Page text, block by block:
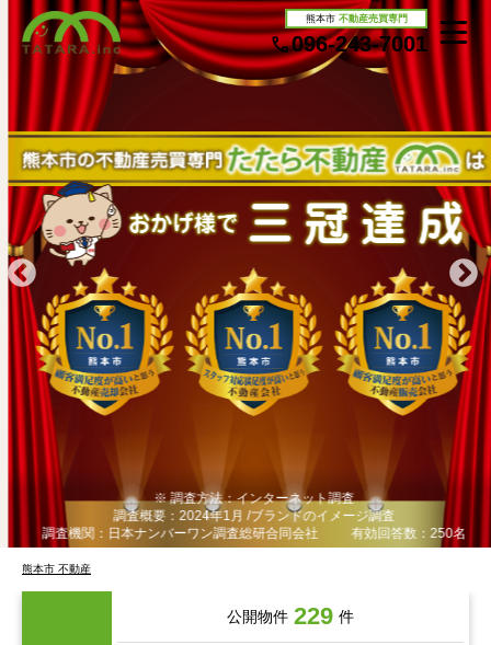
熊本市 不動産売買専門
096-243-7001
※ 調査方法：インターネット調査
調査概要：2024年1月 /ブランドのイメージ調査
調査機関：日本ナンバーワン調査総研合同会社
有効回答数：250名
熊本市 不動産
公開物件 229 件